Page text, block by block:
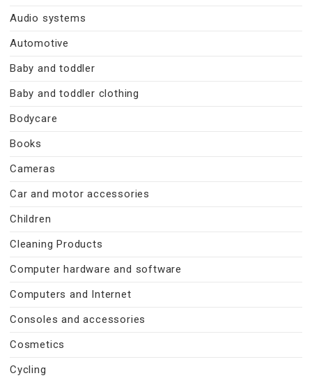
Audio systems
Automotive
Baby and toddler
Baby and toddler clothing
Bodycare
Books
Cameras
Car and motor accessories
Children
Cleaning Products
Computer hardware and software
Computers and Internet
Consoles and accessories
Cosmetics
Cycling